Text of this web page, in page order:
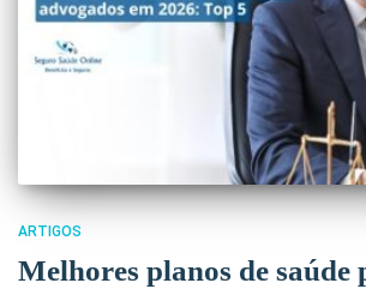
ARTIGOS
Melhores planos de saúde